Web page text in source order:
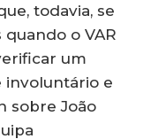
todavia, se
o VAR
um
involuntário e
sobre João